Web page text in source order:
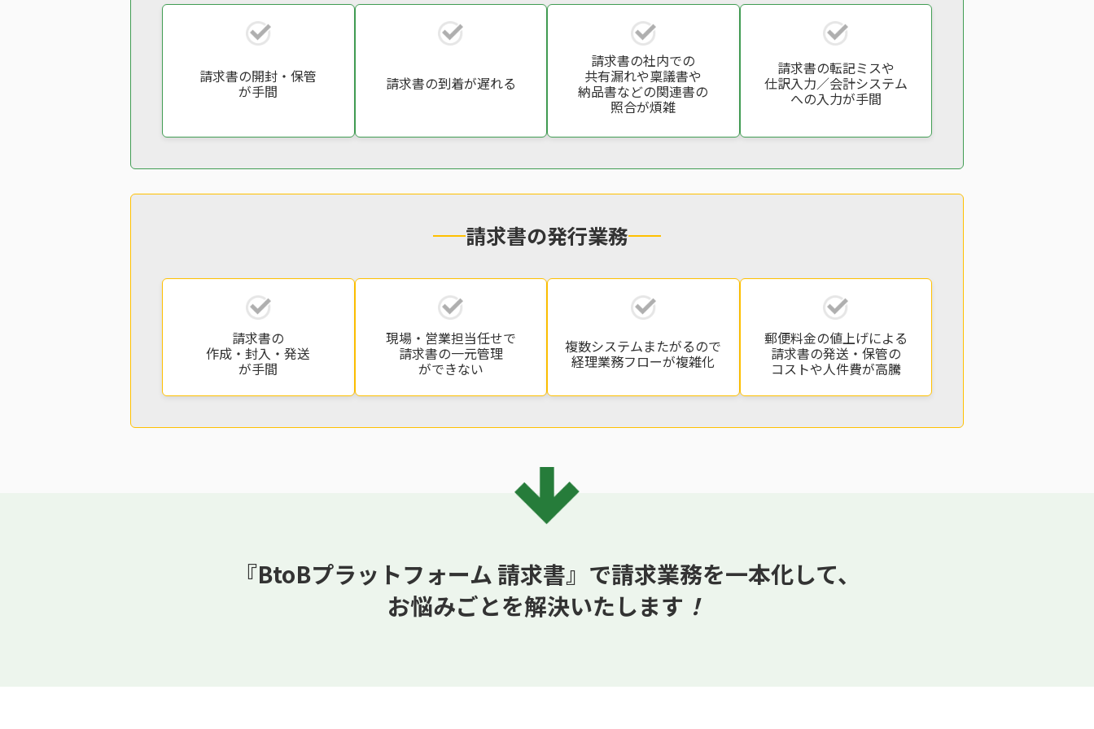
請求書の開封・保管
が手間 請求書の到着が遅れる
請求書の社内での
共有漏れや稟議書や
納品書などの関連書の
照合が煩雑
請求書の転記ミスや
仕訳入力／会計システム
への入力が手間
請求書の発行業務
請求書の
作成・封入・発送
が手間
現場・営業担当任せで
請求書の一元管理
ができない
複数システムまたがるので
経理業務フローが複雑化
郵便料金の値上げによる
請求書の発送・保管の
コストや人件費が高騰
『BtoBプラットフォーム 請求書』で請求業務を一本化して、
お悩みごとを解決いたします ！